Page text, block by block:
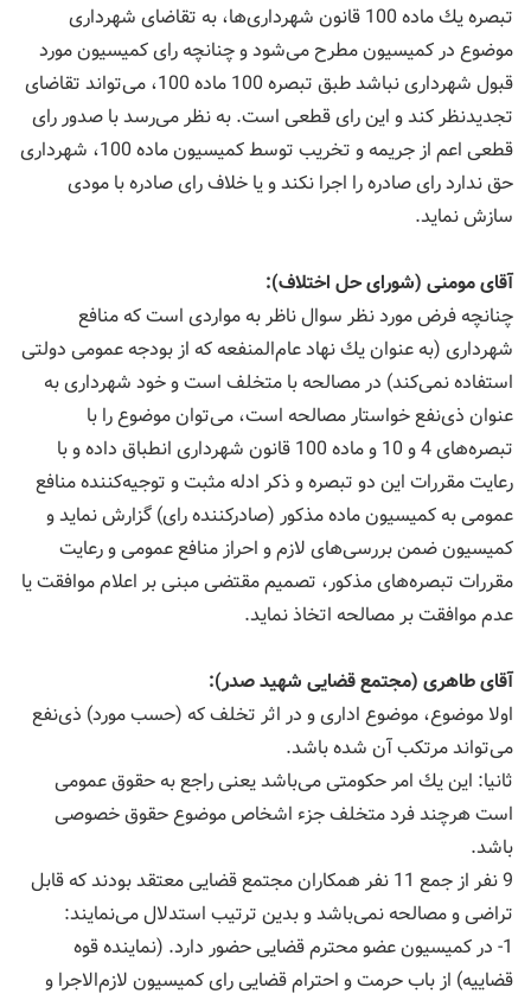
تبصره یك ماده 100 قانون شهرداری‌ها، به تقاضای شهرداری
موضوع در كمیسیون مطرح می‌شود و چنانچه رای كمیسیون مورد
قبول شهرداری نباشد طبق تبصره 100 ماده 100، می‌تواند تقاضای
تجدیدنظر كند و این رای قطعی است. به نظر می‌رسد با صدور رای
قطعی اعم از جریمه و تخریب توسط كمیسیون ماده 100، شهرداری
حق ندارد رای صادره را اجرا نكند و یا خلاف رای صادره با مودی
سازش نماید.
آقای مومنی (شورای حل اختلاف):
چنانچه فرض مورد نظر سوال ناظر به مواردی است كه منافع
شهرداری (به عنوان یك نهاد عام‌المنفعه كه از بودجه عمومی دولتی
استفاده نمی‌كند) در مصالحه با متخلف است و خود شهرداری به
عنوان ذی‌نفع خواستار مصالحه است، می‌توان موضوع را با
تبصره‌های 4 و 10 و ماده 100 قانون شهرداری انطباق داده و با
رعایت مقررات این دو تبصره و ذكر ادله مثبت و توجیه‌كننده منافع
عمومی به كمیسیون ماده مذكور (صادركننده رای) گزارش نماید و
كمیسیون ضمن بررسی‌های لازم و احراز منافع عمومی و رعایت
مقررات تبصره‌های مذكور، تصمیم مقتضی مبنی بر اعلام موافقت یا
عدم موافقت بر مصالحه اتخاذ نماید.
آقای طاهری (مجتمع قضایی شهید صدر):
اولا موضوع، موضوع اداری و در اثر تخلف كه (حسب مورد) ذی‌نفع
می‌تواند مرتكب آن شده باشد.
ثانیا: این یك امر حكومتی می‌باشد یعنی راجع به حقوق عمومی
است هرچند فرد متخلف جزء اشخاص موضوع حقوق خصوصی
باشد.
9 نفر از جمع 11 نفر همكاران مجتمع قضایی معتقد بودند كه قابل
تراضی و مصالحه نمی‌باشد و بدین ترتیب استدلال می‌نمایند:
1- در كمیسیون عضو محترم قضایی حضور دارد. (نماینده قوه
قضاییه) از باب حرمت و احترام قضایی رای كمیسیون لازم‌الاجرا و